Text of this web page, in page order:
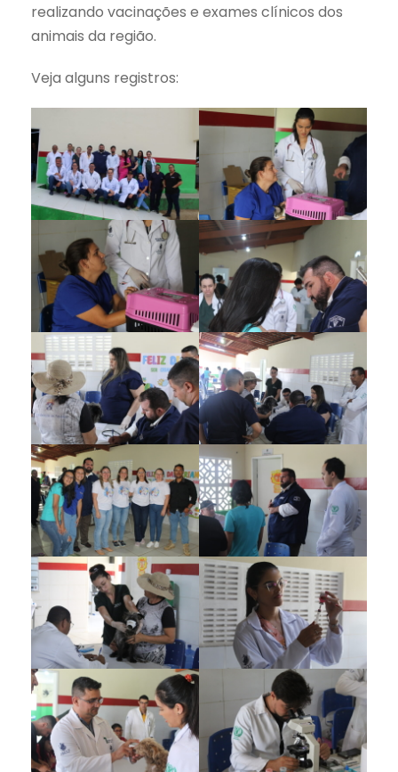
realizando vacinações e exames clínicos dos
animais da região.
Veja alguns registros: